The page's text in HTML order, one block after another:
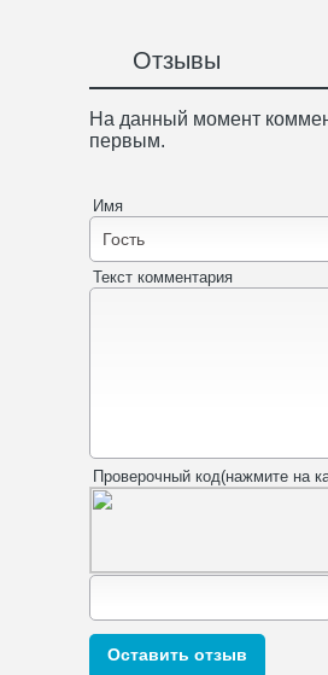
Отзывы
На данный момент
первым.
Имя
Текст комментария
Проверочный код(нажмите на